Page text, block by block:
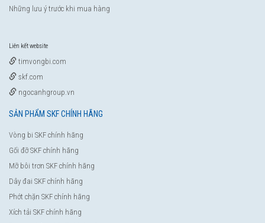
Những lưu ý trước khi mua hàng
Liên kết website
timvongbi.com
skf.com
ngocanhgroup.vn
SẢN PHẨM SKF CHÍNH HÃNG
Vòng bi SKF chính hãng
Gối đỡ SKF chính hãng
Mỡ bôi trơn SKF chính hãng
Dây đai SKF chính hãng
Phớt chặn SKF chính hãng
Xích tải SKF chính hãng